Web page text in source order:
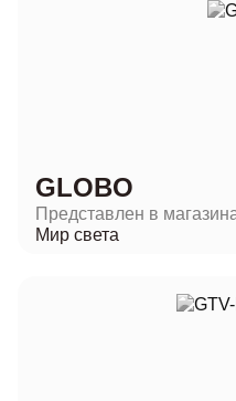
GLOBO
Представлен в
Мир света